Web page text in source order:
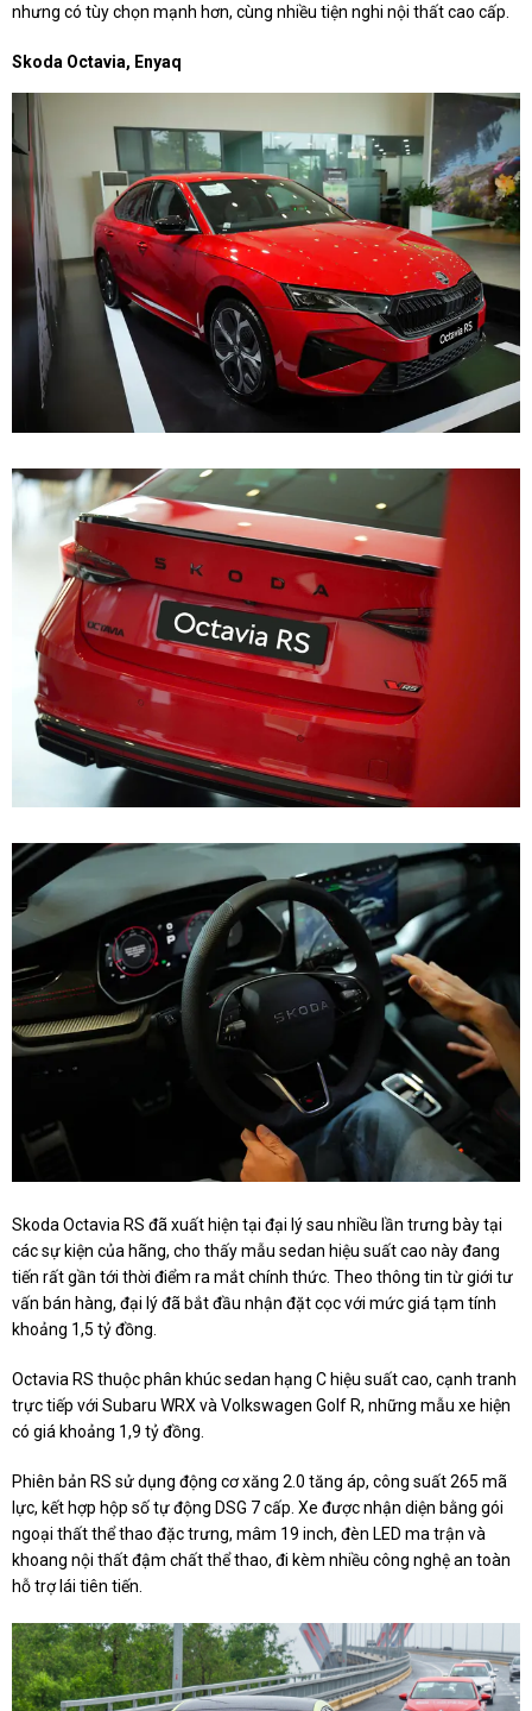
nhưng có tùy chọn mạnh hơn, cùng nhiều tiện nghi nội thất cao cấp.
Skoda Octavia, Enyaq
Skoda Octavia RS đã xuất hiện tại đại lý sau nhiều lần trưng bày tại
các sự kiện của hãng, cho thấy mẫu sedan hiệu suất cao này đang
tiến rất gần tới thời điểm ra mắt chính thức. Theo thông tin từ giới tư
vấn bán hàng, đại lý đã bắt đầu nhận đặt cọc với mức giá tạm tính
khoảng 1,5 tỷ đồng.
Octavia RS thuộc phân khúc sedan hạng C hiệu suất cao, cạnh tranh
trực tiếp với Subaru WRX và Volkswagen Golf R, những mẫu xe hiện
có giá khoảng 1,9 tỷ đồng.
Phiên bản RS sử dụng động cơ xăng 2.0 tăng áp, công suất 265 mã
lực, kết hợp hộp số tự động DSG 7 cấp. Xe được nhận diện bằng gói
ngoại thất thể thao đặc trưng, mâm 19 inch, đèn LED ma trận và
khoang nội thất đậm chất thể thao, đi kèm nhiều công nghệ an toàn
hỗ trợ lái tiên tiến.